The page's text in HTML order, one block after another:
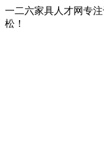
一二六家具人才网专
松！